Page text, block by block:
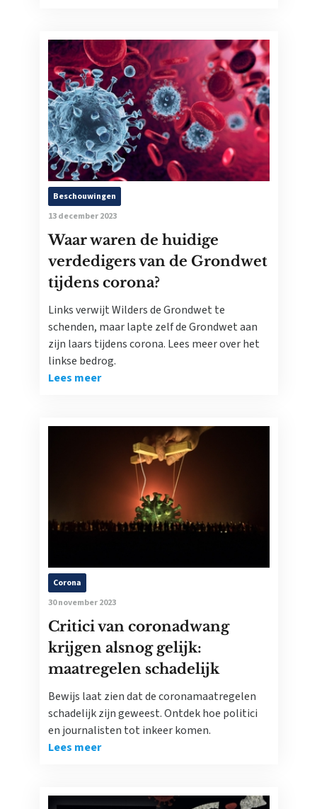
Beschouwingen
13 december 2023
Waar waren de huidige
verdedigers van de Grondwet
tijdens corona?
Links verwijt Wilders de Grondwet te
schenden, maar lapte zelf de Grondwet aan
zijn laars tijdens corona. Lees meer over het
linkse bedrog.
Lees meer
Corona
30 november 2023
Critici van coronadwang
krijgen alsnog gelijk:
maatregelen schadelijk
Bewijs laat zien dat de coronamaatregelen
schadelijk zijn geweest. Ontdek hoe politici
en journalisten tot inkeer komen.
Lees meer